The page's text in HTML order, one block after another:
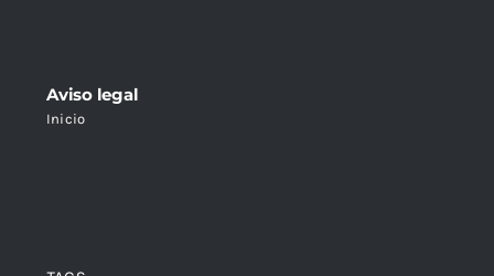
Aviso legal
Inicio